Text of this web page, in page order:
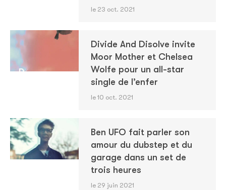
le 23 oct. 2021
Divide And Disolve invite
Moor Mother et Chelsea
Wolfe pour un all-star
single de l’enfer
le 10 oct. 2021
Ben UFO fait parler son
amour du dubstep et du
garage dans un set de
trois heures
le 29 juin 2021